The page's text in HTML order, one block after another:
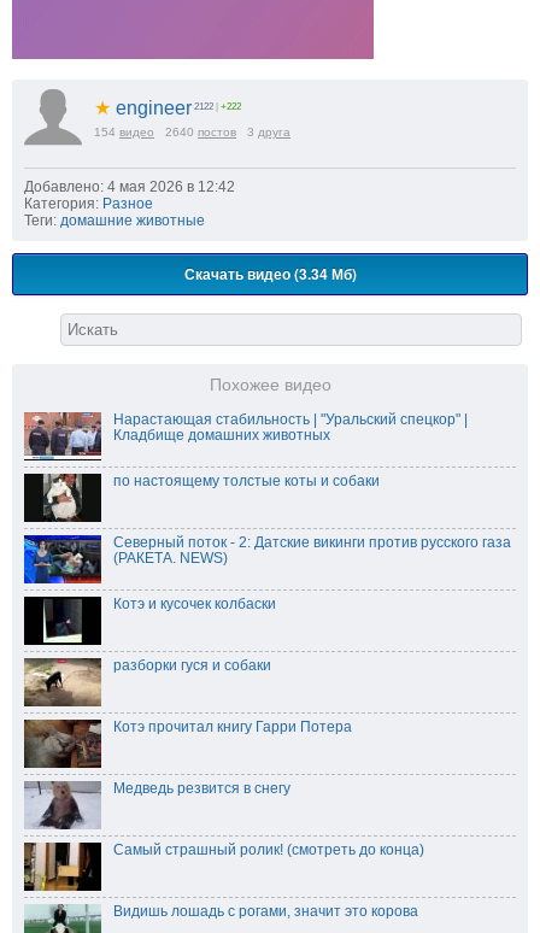
★ engineer 2122 +222
154 видео 2640 постов 3 друга
Добавлено: 4 мая 2026 в 12:42
Категория: Разное
Теги: домашние животные
Скачать видео (3.34 Мб)
Похожее видео
Нарастающая стабильность | "Уральский спецкор" |
Кладбище домашних животных
по настоящему толстые коты и собаки
Северный поток - 2: Датские викинги против русского газа
(РАКЕТА. NEWS)
Котэ и кусочек колбаски
разборки гуся и собаки
Котэ прочитал книгу Гарри Потера
Медведь резвится в снегу
Самый страшный ролик! (смотреть до конца)
Видишь лошадь с рогами, значит это корова